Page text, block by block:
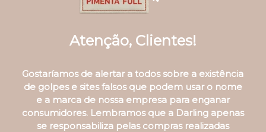
Atenção, Clientes!
Gostaríamos de alertar a todos sobre a existência
de golpes e sites falsos que podem usar o nome
e a marca de nossa empresa para enganar
consumidores. Lembramos que a Darling apenas
se responsabiliza pelas compras realizadas